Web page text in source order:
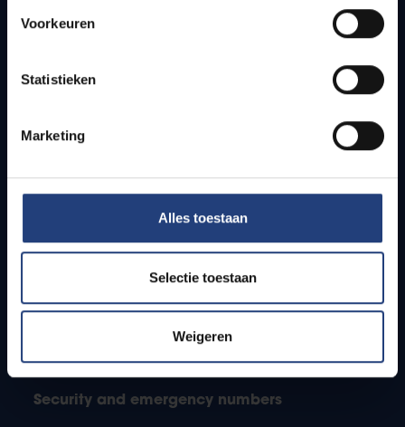
Voorkeuren
Statistieken
Marketing
Alles toestaan
Selectie toestaan
Weigeren
How to get to the VUB campuses
Students
PhD students
Teachers and secondary schools
Working students
Security and emergency numbers